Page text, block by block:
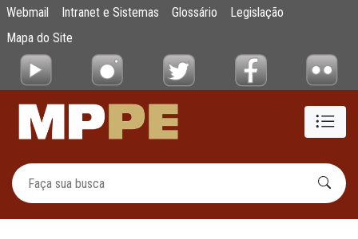
Pular para o Conteúdo principal
Aviso n.º 001/2025 (Compra Direta n.º
Webmail Intranet e Sistemas Glossário
Legislação
Mapa do Site